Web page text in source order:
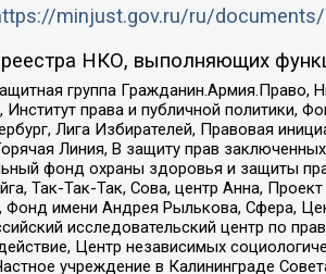
minjust.gov.ru/ru/
НКО, выполняющих
группа Гражданин.Армия.Право,
права и публичной политики,
Лига Избирателей, Правовая
Линия, В защиту прав
фонд охраны здоровья и защиты
Так-Так-Так, Сова, центр Анна,
Фонд имени Андрея Рылькова, Сфера,
исследовательский центр по
Центр независимых
учреждение в Калининграде